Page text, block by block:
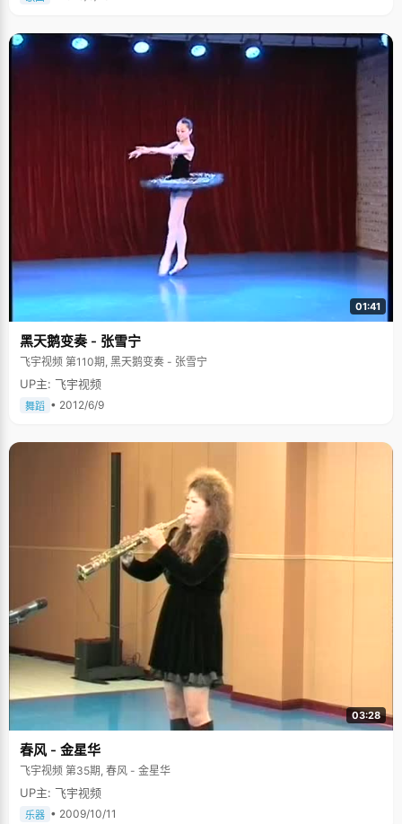
01:41
黑天鹅变奏 - 张雪宁
飞宇视频 第110期, 黑天鹅变奏 - 张雪宁
UP主: 飞宇视频
舞蹈 • 2012/6/9
03:28
春风 - 金星华
飞宇视频 第35期, 春风 - 金星华
UP主: 飞宇视频
乐器 • 2009/10/11